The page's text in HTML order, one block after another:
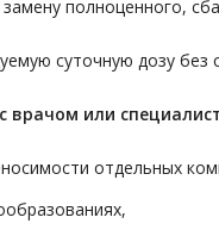
полноценного,
суточную дозу без
врачом или
отдельных